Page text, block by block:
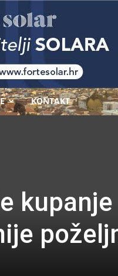
KONTAKT
kupanje